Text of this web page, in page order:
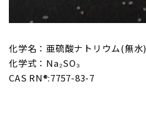
化学名：亜硫酸ナトリウム(無水)
化学式：Na₂SO₃
CAS RN®:7757-83-7